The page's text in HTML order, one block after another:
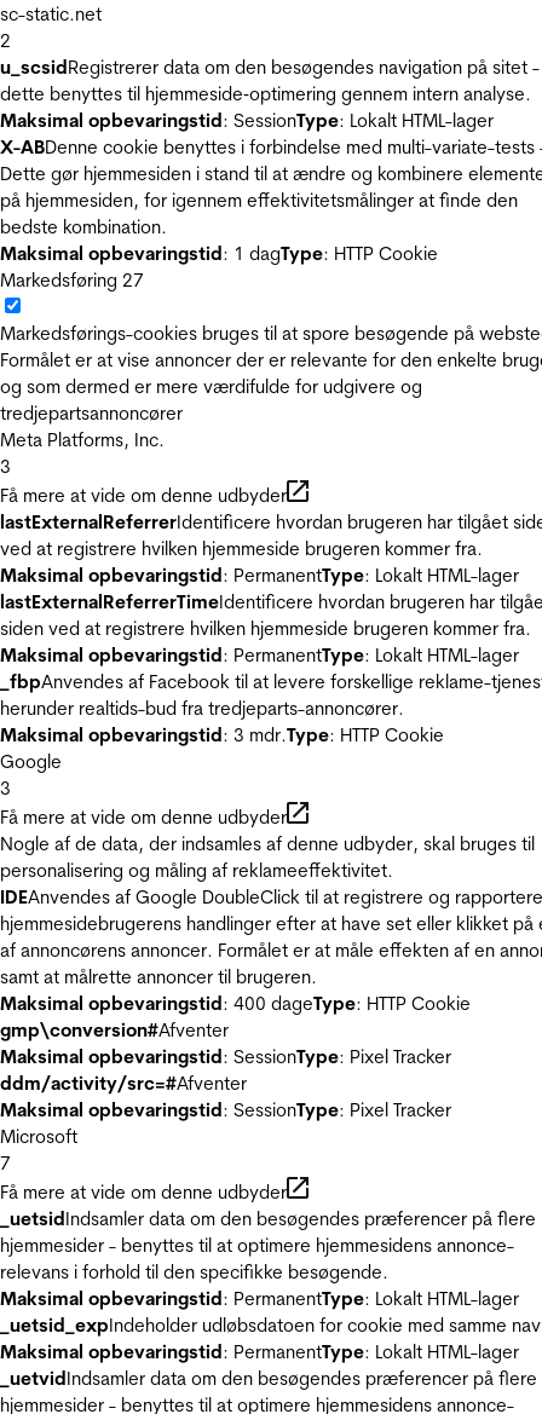
sc-static.net
2
u_scsidRegistrerer data om den besøgendes navigation på sitet -
dette benyttes til hjemmeside‐optimering gennem intern analyse.
Maksimal opbevaringstid: SessionType: Lokalt HTML-lager
X-ABDenne cookie benyttes i forbindelse med multi-variate-tests
Dette gør hjemmesiden i stand til at ændre og kombinere
på hjemmesiden, for igennem effektivitetsmålinger at finde den
bedste kombination.
Maksimal opbevaringstid: 1 dagType: HTTP Cookie
Markedsføring 27
Markedsførings-cookies bruges til at spore besøgende på
Formålet er at vise annoncer der er relevante for den enkelte
og som dermed er mere værdifulde for udgivere og
tredjepartsannoncører
Meta Platforms, Inc.
3
Få mere at vide om denne udbyder
lastExternalReferrerIdentificere hvordan brugeren har tilgået
ved at registrere hvilken hjemmeside brugeren kommer fra.
Maksimal opbevaringstid: PermanentType: Lokalt HTML-lager
lastExternalReferrerTimeIdentificere hvordan brugeren har
siden ved at registrere hvilken hjemmeside brugeren kommer fra.
Maksimal opbevaringstid: PermanentType: Lokalt HTML-lager
_fbpAnvendes af Facebook til at levere forskellige reklame-
herunder realtids-bud fra tredjeparts-annoncører.
Maksimal opbevaringstid: 3 mdr.Type: HTTP Cookie
Google
3
Få mere at vide om denne udbyder
Nogle af de data, der indsamles af denne udbyder, skal bruges til
personalisering og måling af reklameeffektivitet.
IDEAnvendes af Google DoubleClick til at registrere og
hjemmesidebrugerens handlinger efter at have set eller klikket på
af annoncørens annoncer. Formålet er at måle effekten af en
samt at målrette annoncer til brugeren.
Maksimal opbevaringstid: 400 dageType: HTTP Cookie
gmp\conversion#Afventer
Maksimal opbevaringstid: SessionType: Pixel Tracker
ddm/activity/src=#Afventer
Maksimal opbevaringstid: SessionType: Pixel Tracker
Microsoft
7
Få mere at vide om denne udbyder
_uetsidIndsamler data om den besøgendes præferencer på flere
hjemmesider - benyttes til at optimere hjemmesidens annonce-
relevans i forhold til den specifikke besøgende.
Maksimal opbevaringstid: PermanentType: Lokalt HTML-lager
_uetsid_expIndeholder udløbsdatoen for cookie med samme
Maksimal opbevaringstid: PermanentType: Lokalt HTML-lager
_uetvidIndsamler data om den besøgendes præferencer på flere
hjemmesider - benyttes til at optimere hjemmesidens annonce-